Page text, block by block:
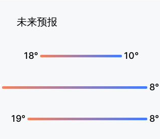
未来预报
18° 10°
8°
19° 8°